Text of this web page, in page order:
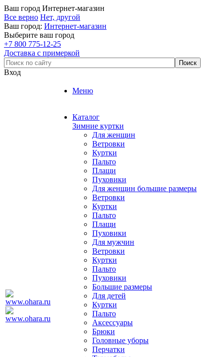
Ваш город Интернет-магазин
Все верно Нет, другой
Ваш город: Интернет-магазин
Выберите ваш город
+7 800 775-12-25
Доставка с примеркой
Вход
Меню
Каталог
Зимние куртки
Для женщин
Ветровки
Куртки
Пальто
Плащи
Пуховики
Для женщин большие размеры
Ветровки
Куртки
Пальто
Плащи
Пуховики
Для мужчин
Ветровки
Куртки
Пальто
Пуховики
Большие размеры
Для детей
Куртки
Пальто
Аксессуары
Брюки
Головные уборы
Перчатки